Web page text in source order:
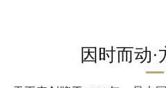
因时而动